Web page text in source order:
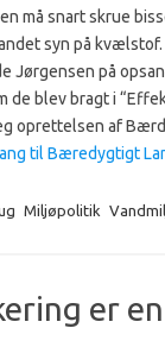
må snart skrue
syn på
Jørgensen på
blev bragt i
oprettelsen af
til Bæredygtigt
Miljøpolitik
er